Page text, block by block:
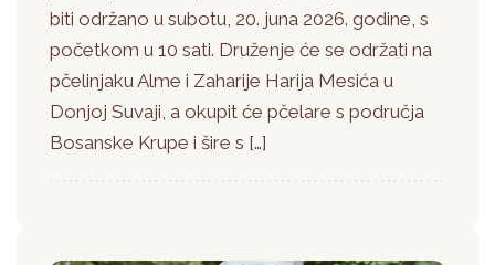
biti održano u subotu, 20. juna 2026. godine, s
početkom u 10 sati. Druženje će se održati na
pčelinjaku Alme i Zaharije Harija Mesića u
Donjoj Suvaji, a okupit će pčelare s područja
Bosanske Krupe i šire s […]